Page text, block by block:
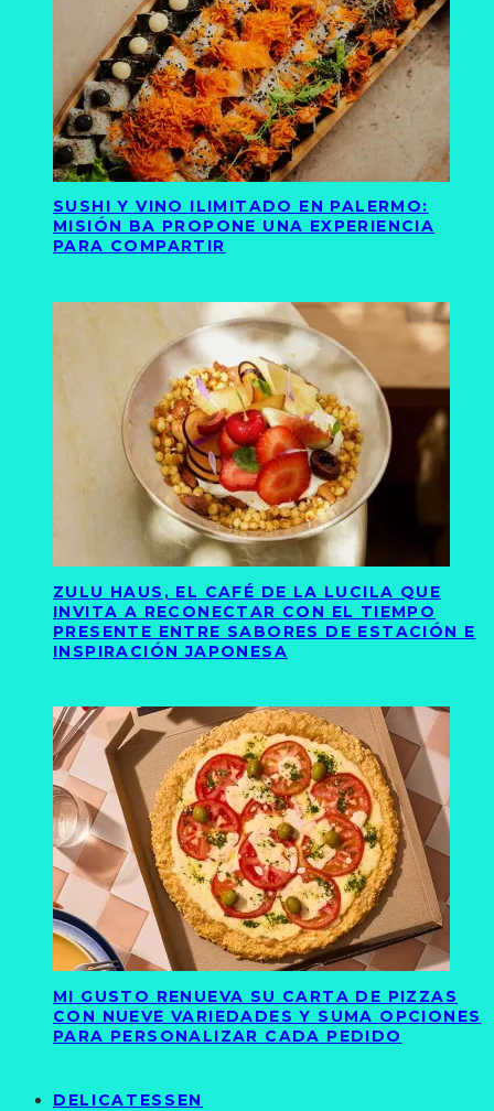
SUSHI Y VINO ILIMITADO EN PALERMO:
MISIÓN BA PROPONE UNA EXPERIENCIA
PARA COMPARTIR
ZULU HAUS, EL CAFÉ DE LA LUCILA QUE
INVITA A RECONECTAR CON EL TIEMPO
PRESENTE ENTRE SABORES DE ESTACIÓN E
INSPIRACIÓN JAPONESA
MI GUSTO RENUEVA SU CARTA DE PIZZAS
CON NUEVE VARIEDADES Y SUMA OPCIONES
PARA PERSONALIZAR CADA PEDIDO
DELICATESSEN